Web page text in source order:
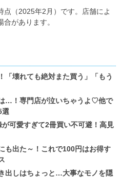
（2025年2月）です。店舗によ
があります。
「壊れても絶対また買う」「もう
…！専門店が泣いちゃうよ♡他で
選
可愛すぎて2冊買い不可避！高見
も出た～！これで100円はお得す
出しはちょっと…大事なモノを隠